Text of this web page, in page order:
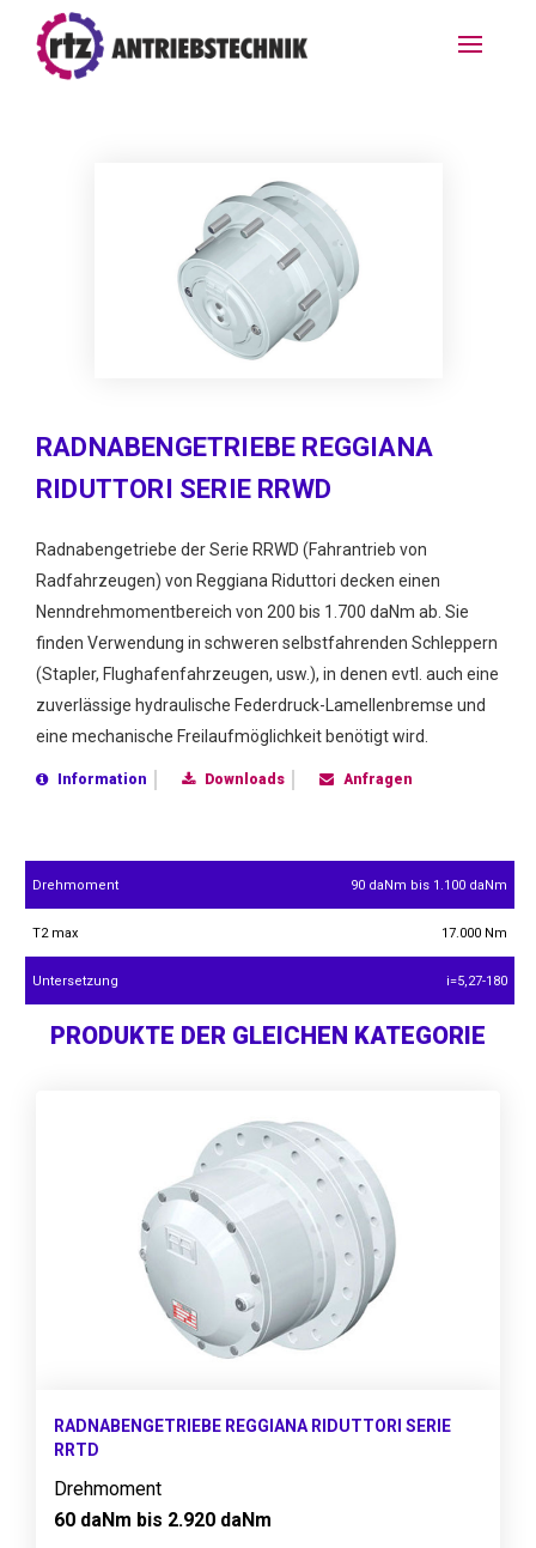
RADNABENGETRIEBE REGGIANA
RIDUTTORI SERIE RRWD
Radnabengetriebe der Serie RRWD (Fahrantrieb von
Radfahrzeugen) von Reggiana Riduttori decken einen
Nenndrehmomentbereich von 200 bis 1.700 daNm ab. Sie
finden Verwendung in schweren selbstfahrenden Schleppern
(Stapler, Flughafenfahrzeugen, usw.), in denen evtl. auch eine
zuverlässige hydraulische Federdruck-Lamellenbremse und
eine mechanische Freilaufmöglichkeit benötigt wird.
Information Downloads Anfragen
Drehmoment 90 daNm bis 1.100 daNm
T2 max 17.000 Nm
Untersetzung i=5,27-180
PRODUKTE DER GLEICHEN KATEGORIE
RADNABENGETRIEBE REGGIANA RIDUTTORI SERIE
RRTD
Drehmoment
60 daNm bis 2.920 daNm